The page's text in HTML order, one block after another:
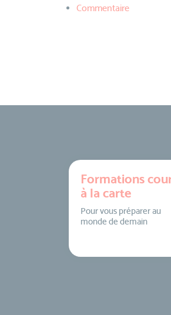
Commentaire
Formations
à la carte
Pour vous préparer au
monde de demain